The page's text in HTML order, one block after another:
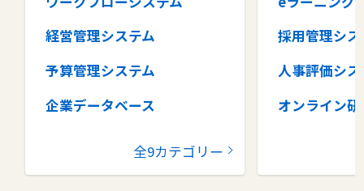
経営管理システム
予算管理システム
企業データベース
コラボレーションツール
全9カテゴリー
採用管理シス
人事評価シス
オンライン研
タレントマ